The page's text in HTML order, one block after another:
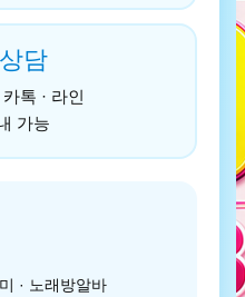
담
톡 · 라인
가능
· 노래방알바